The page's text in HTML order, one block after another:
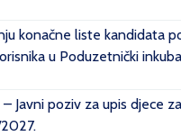
konačne liste kandidata
u Poduzetnički
Javni poziv za upis djece za